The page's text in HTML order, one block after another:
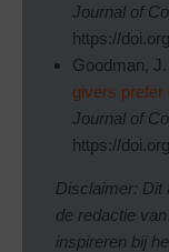
Journal of
https://
Goodman,
givers prefer
Journal of
https://
Disclaimer: Dit
de redactie
inspireren bij